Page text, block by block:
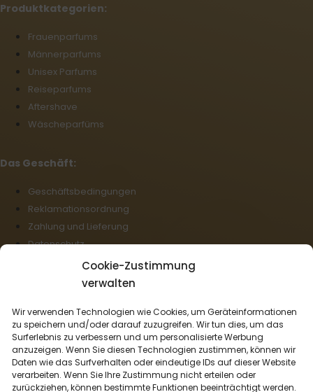
Cookie-Zustimmung
verwalten
Wir verwenden Technologien wie Cookies, um Geräteinformationen
zu speichern und/oder darauf zuzugreifen. Wir tun dies, um das
Surferlebnis zu verbessern und um personalisierte Werbung
anzuzeigen. Wenn Sie diesen Technologien zustimmen, können wir
Daten wie das Surfverhalten oder eindeutige IDs auf dieser Website
verarbeiten. Wenn Sie Ihre Zustimmung nicht erteilen oder
zurückziehen, können bestimmte Funktionen beeinträchtigt werden.
Produktkategorien:
Frauenparfums
Männerparfums
Unisex Parfums
Reiseparfums
Aftershave
Wäscheparfüms
Das Geschäft:
Geschäftsbedingungen
Reklamationsordnung
Zahlung und Lieferung
Datenschutz
Cookie-Richtlinie (EU)
Großhandel
Deutsch
Wir liefern mit: